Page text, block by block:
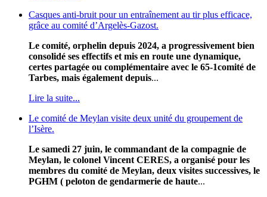
Casques anti-bruit pour un entraînement au tir plus efficace,
grâce au comité d’Argelès-Gazost.
Le comité, orphelin depuis 2024, a progressivement bien
consolidé ses effectifs et mis en route une dynamique,
certes partagée ou complémentaire avec le 65-1comité de
Tarbes, mais également depuis...
Lire la suite...
Le comité de Meylan visite deux unité du groupement de
l’Isère.
Le samedi 27 juin, le commandant de la compagnie de
Meylan, le colonel Vincent CERES, a organisé pour les
membres du comité de Meylan, deux visites successives, le
PGHM ( peloton de gendarmerie de haute...